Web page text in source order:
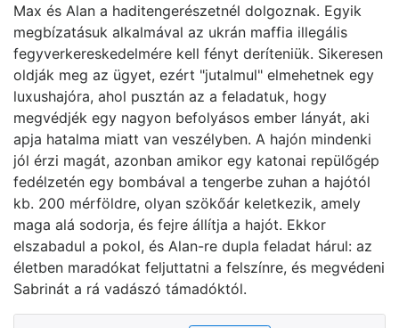
Max és Alan a haditengerészetnél dolgoznak. Egyik
megbízatásuk alkalmával az ukrán maffia illegális
fegyverkereskedelmére kell fényt deríteniük. Sikeresen
oldják meg az ügyet, ezért "jutalmul" elmehetnek egy
luxushajóra, ahol pusztán az a feladatuk, hogy
megvédjék egy nagyon befolyásos ember lányát, aki
apja hatalma miatt van veszélyben. A hajón mindenki
jól érzi magát, azonban amikor egy katonai repülőgép
fedélzetén egy bombával a tengerbe zuhan a hajótól
kb. 200 mérföldre, olyan szökőár keletkezik, amely
maga alá sodorja, és fejre állítja a hajót. Ekkor
elszabadul a pokol, és Alan-re dupla feladat hárul: az
életben maradókat feljuttatni a felszínre, és megvédeni
Sabrinát a rá vadászó támadóktól.